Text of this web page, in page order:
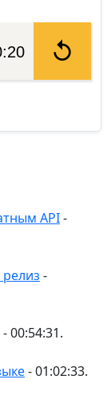
API-
-
- 00:54:31.
- 01:02:33.